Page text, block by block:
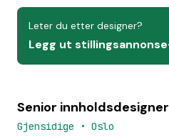
Leter du etter designer?
Legg ut stillingsannonse
Senior innholdsdesigner
Gjensidige • Oslo